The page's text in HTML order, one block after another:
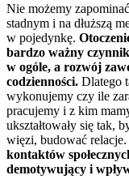
Nie możemy
stadnym i na dłuższą
w pojedynkę.
bardzo ważny
w ogóle, a rozwój
codzienności. Dlatego
wykonujemy czy ile
pracujemy i z kim
ukształtowały się tak,
więzi, budować relacje.
kontaktów
demotywujący i